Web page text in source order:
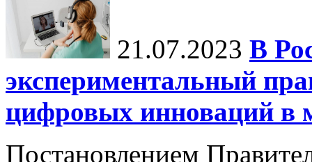
21.07.2023 В
экспериментальный
цифровых инноваций в
Постановлением